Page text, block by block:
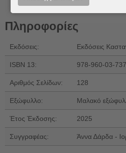
Πληροφορίες
Εκδόσεις: Εκδόσεις
ISBN 13: 978-960-03-
Αριθμός Σελίδων: 128
Εξώφυλλο: Μαλακό
Έτος Έκδοσης: 2025
Συγγραφέας: Άννα Δάρδα -